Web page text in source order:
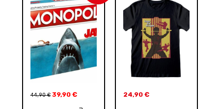
44,90€ 39,90 € 24,90 €